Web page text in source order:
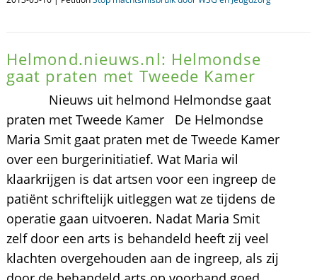
Helmond.nieuws.nl: Helmondse
gaat praten met Tweede Kamer
Nieuws uit helmond Helmondse gaat
praten met Tweede Kamer De Helmondse
Maria Smit gaat praten met de Tweede Kamer
over een burgerinitiatief. Wat Maria wil
klaarkrijgen is dat artsen voor een ingreep de
patiënt schriftelijk uitleggen wat ze tijdens de
operatie gaan uitvoeren. Nadat Maria Smit
zelf door een arts is behandeld heeft zij veel
klachten overgehouden aan de ingreep, als zij